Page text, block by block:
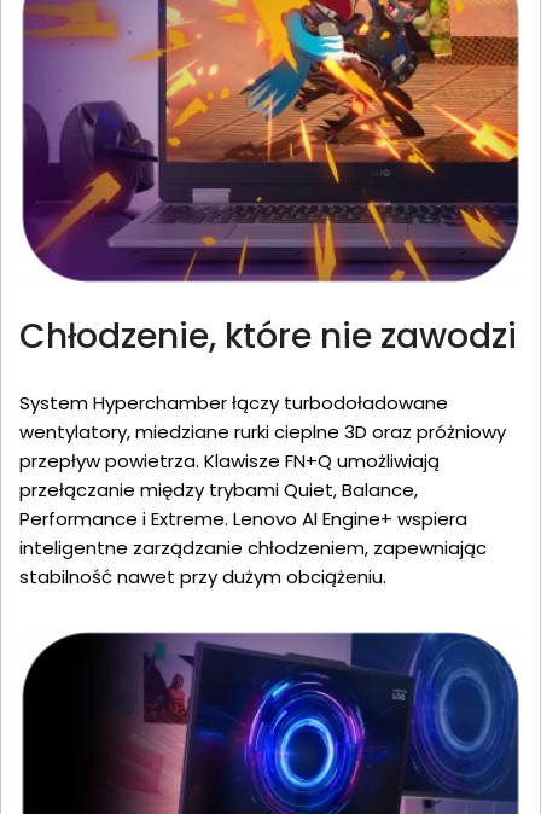
Chłodzenie, które nie zawodzi
System Hyperchamber łączy turbodoładowane
wentylatory, miedziane rurki cieplne 3D oraz próżniowy
przepływ powietrza. Klawisze FN+Q umożliwiają
przełączanie między trybami Quiet, Balance,
Performance i Extreme. Lenovo AI Engine+ wspiera
inteligentne zarządzanie chłodzeniem, zapewniając
stabilność nawet przy dużym obciążeniu.